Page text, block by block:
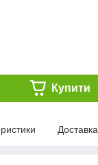
Купити
Доставка